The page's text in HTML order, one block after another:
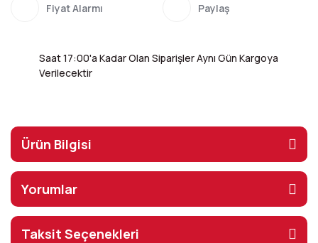
Fiyat Alarmı Paylaş
Saat 17:00'a Kadar Olan Siparişler Aynı Gün Kargoya
Verilecektir
Ürün Bilgisi
Yorumlar
Taksit Seçenekleri